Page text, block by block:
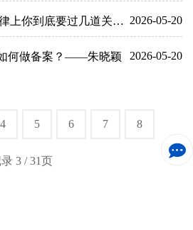
办一场山地越野跑，法律上你到底要过几道关？——赛事主体职责、法律风险与审批许可全梳理 王德兰 2026-05-20
何做备案？——朱晓颖 2026-05-20
4 5 6 7 8
3 / 31页